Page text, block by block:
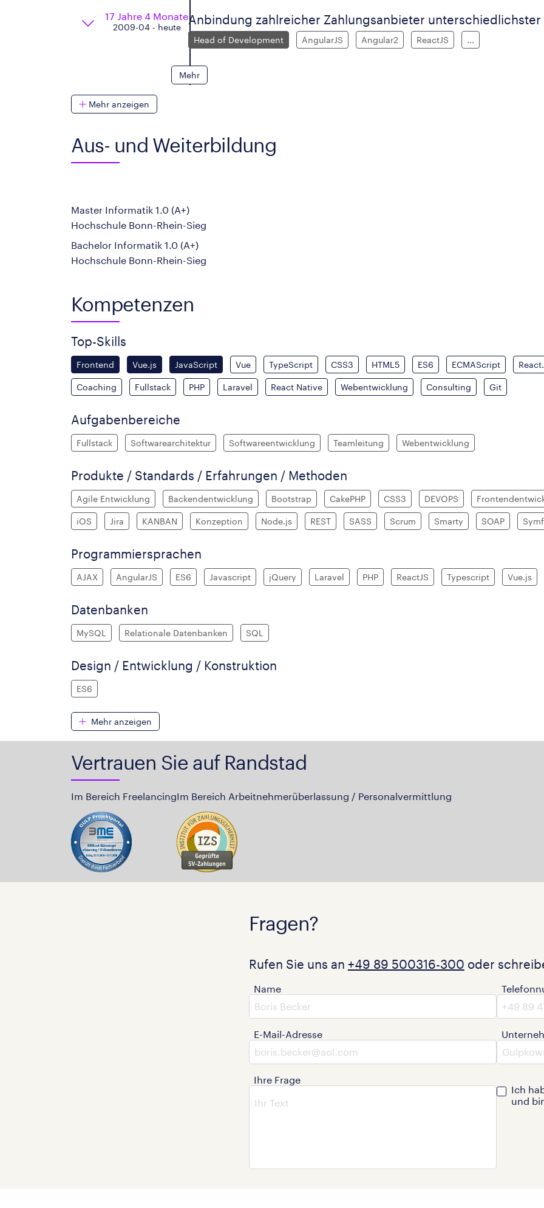
17 Jahre 4 Monate
2009-04 - heute
Anbindung zahlreicher Zahlungsanbieter unterschiedlichster
Head of Development AngularJS Angular2 ReactJS ...
Mehr
Mehr anzeigen
Aus- und Weiterbildung
Master Informatik 1.0 (A+)
Hochschule Bonn-Rhein-Sieg
Bachelor Informatik 1.0 (A+)
Hochschule Bonn-Rhein-Sieg
Kompetenzen
Top-Skills
Frontend Vue.js JavaScript Vue TypeScript CSS3 HTML5 ES6 ECMAScript
Coaching Fullstack PHP Laravel React Native Webentwicklung Consulting Git
Aufgabenbereiche
Fullstack Softwarearchitektur Softwareentwicklung Teamleitung Webentwicklung
Produkte / Standards / Erfahrungen / Methoden
Agile Entwicklung Backendentwicklung Bootstrap CakePHP CSS3 DEVOPS
iOS Jira KANBAN Konzeption Node.js REST SASS Scrum Smarty SOAP
Programmiersprachen
AJAX AngularJS ES6 Javascript jQuery Laravel PHP ReactJS Typescript Vue.js
Datenbanken
MySQL Relationale Datenbanken SQL
Design / Entwicklung / Konstruktion
ES6
Mehr anzeigen
Vertrauen Sie auf Randstad
Im Bereich FreelancingIm Bereich Arbeitnehmerüberlassung / Personalvermittlung
Fragen?
Rufen Sie uns an +49 89 500316-300 oder
Name
E-Mail-Adresse
Ihre Frage
Ich
und